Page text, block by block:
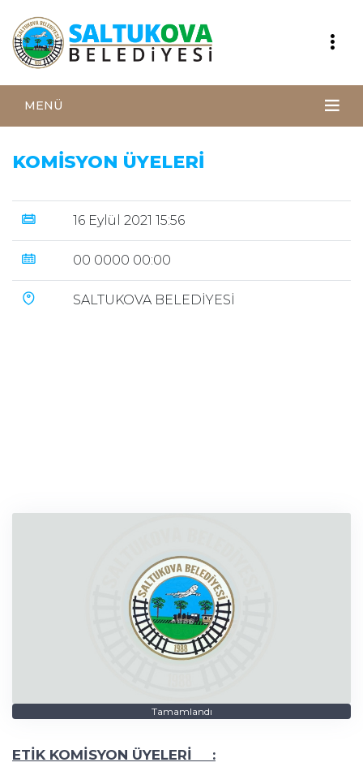
MENÜ
KOMİSYON ÜYELERİ
16 Eylül 2021 15:56
00 0000 00:00
SALTUKOVA BELEDİYESİ
Tamamlandı
ETİK KOMİSYON ÜYELERİ :